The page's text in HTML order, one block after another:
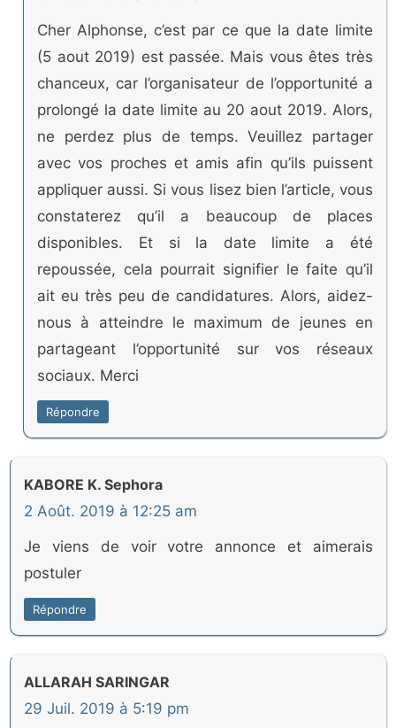
Cher Alphonse, c’est par ce que la date limite
(5 aout 2019) est passée. Mais vous êtes très
chanceux, car l’organisateur de l’opportunité a
prolongé la date limite au 20 aout 2019. Alors,
ne perdez plus de temps. Veuillez partager
avec vos proches et amis afin qu’ils puissent
appliquer aussi. Si vous lisez bien l’article, vous
constaterez qu’il a beaucoup de places
disponibles. Et si la date limite a été
repoussée, cela pourrait signifier le faite qu’il
ait eu très peu de candidatures. Alors, aidez-
nous à atteindre le maximum de jeunes en
partageant l’opportunité sur vos réseaux
sociaux. Merci
Répondre
KABORE K. Sephora
2 Août. 2019 à 12:25 am
Je viens de voir votre annonce et aimerais
postuler
Répondre
ALLARAH SARINGAR
29 Juil. 2019 à 5:19 pm